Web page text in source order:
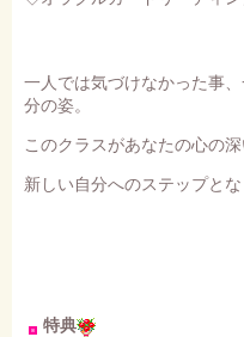
一人では気づけなかった事
分の姿。
このクラスがあなたの心の
新しい自分へのステップと
特典